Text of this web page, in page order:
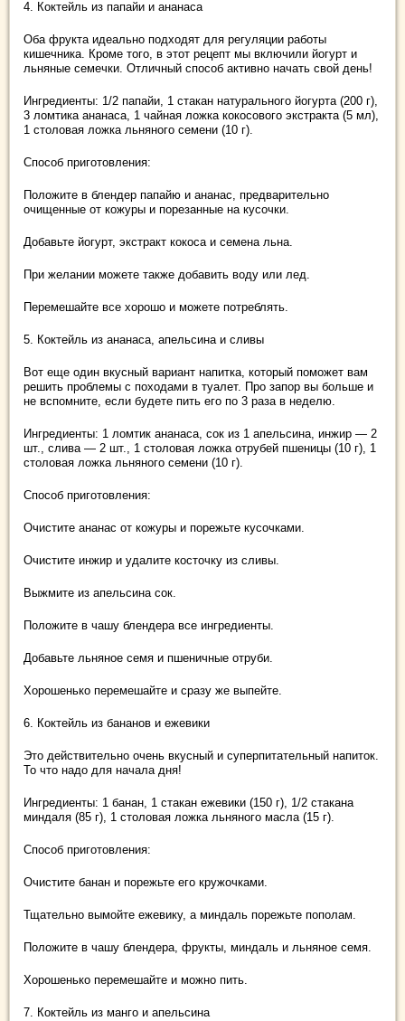
4. Коктейль из папайи и ананаса
Оба фрукта идеально подходят для регуляции работы
кишечника. Кроме того, в этот рецепт мы включили йогурт и
льняные семечки. Отличный способ активно начать свой день!
Ингредиенты: 1/2 папайи, 1 стакан натурального йогурта (200 г),
3 ломтика ананаса, 1 чайная ложка кокосового экстракта (5 мл),
1 столовая ложка льняного семени (10 г).
Способ приготовления:
Положите в блендер папайю и ананас, предварительно
очищенные от кожуры и порезанные на кусочки.
Добавьте йогурт, экстракт кокоса и семена льна.
При желании можете также добавить воду или лед.
Перемешайте все хорошо и можете потреблять.
5. Коктейль из ананаса, апельсина и сливы
Вот еще один вкусный вариант напитка, который поможет вам
решить проблемы с походами в туалет. Про запор вы больше и
не вспомните, если будете пить его по 3 раза в неделю.
Ингредиенты: 1 ломтик ананаса, сок из 1 апельсина, инжир — 2
шт., слива — 2 шт., 1 столовая ложка отрубей пшеницы (10 г), 1
столовая ложка льняного семени (10 г).
Способ приготовления:
Очистите ананас от кожуры и порежьте кусочками.
Очистите инжир и удалите косточку из сливы.
Выжмите из апельсина сок.
Положите в чашу блендера все ингредиенты.
Добавьте льняное семя и пшеничные отруби.
Хорошенько перемешайте и сразу же выпейте.
6. Коктейль из бананов и ежевики
Это действительно очень вкусный и суперпитательный напиток.
То что надо для начала дня!
Ингредиенты: 1 банан, 1 стакан ежевики (150 г), 1/2 стакана
миндаля (85 г), 1 столовая ложка льняного масла (15 г).
Способ приготовления:
Очистите банан и порежьте его кружочками.
Тщательно вымойте ежевику, а миндаль порежьте пополам.
Положите в чашу блендера, фрукты, миндаль и льняное семя.
Хорошенько перемешайте и можно пить.
7. Коктейль из манго и апельсина